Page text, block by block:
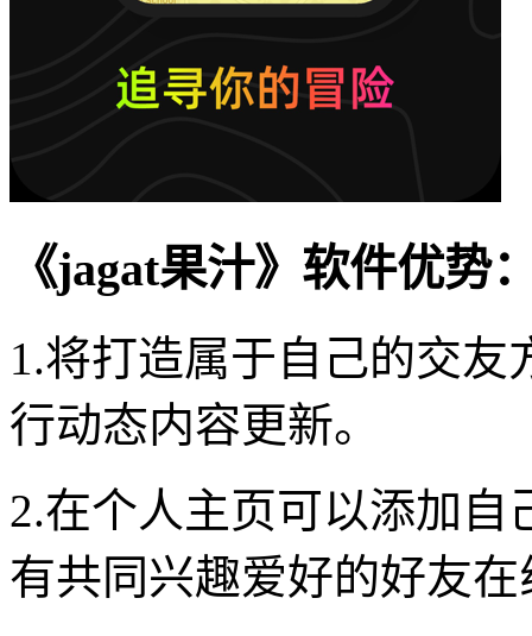
《jagat果汁》软件优势
1.将打造属于自己的交
行动态内容更新。
2.在个人主页可以添加
有共同兴趣爱好的好友